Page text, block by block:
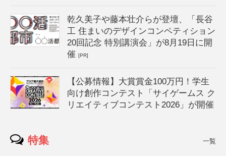
乾久美子や藤本壮介らが登壇、「長谷
工 住まいのデザインコンペティション
20回記念 特別講演会」が8月19日に開
催[PR]
【公募情報】大賞賞金100万円！学生
向け創作コンテスト「サイゲームス ク
リエイティブコンテスト2026」が開催
特集 一覧